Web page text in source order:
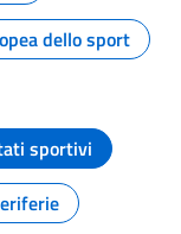
dello sport
sportivi